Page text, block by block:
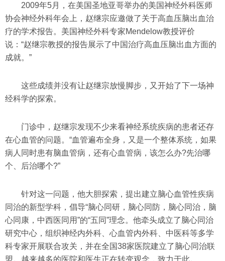
2009年5月，在美国圣地亚哥举办的美国神经外科医师
协会神经外科年会上，赵继宗应邀做了关于高血压脑出血治
疗的学术报告。美国神经外科专家Mendelow教授评价
说：“赵继宗教授的报告展示了中国治疗高血压脑出血方面的
成就。”
这些成绩并没有让赵继宗放慢脚步，又开始了下一场神
经科学的探索。
门诊中，赵继宗发现不少来看神经系统疾病的患者还存
在心血管的问题。“血管遍布全身，又是一个整体系统，如果
病人同时患有脑血管病，还有心血管病，该怎么办?先治哪
个、后治哪个?”
针对这一问题，他大胆探索，提出建立脑心血管性疾病
同治的新型学科，倡导“脑心同研，脑心同防，脑心同治，脑
心同康，中西医同用”的“五同”理念。他牵头成立了脑心同治
研究中心，组织神经内外科、心血管内外科、中医科等多学
科专家开展联合攻关，并在全国38家医院建立了脑心同治联
盟。越来越多的医院和医生正在转变观念，致力于此。